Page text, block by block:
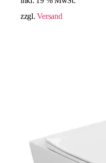
zzgl.Versand